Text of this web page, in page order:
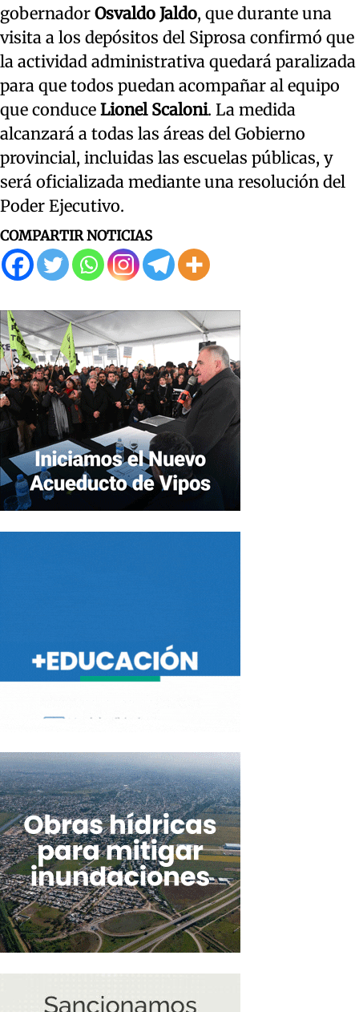
gobernador Osvaldo Jaldo, que durante una
visita a los depósitos del Siprosa confirmó que
la actividad administrativa quedará paralizada
para que todos puedan acompañar al equipo
que conduce Lionel Scaloni. La medida
alcanzará a todas las áreas del Gobierno
provincial, incluidas las escuelas públicas, y
será oficializada mediante una resolución del
Poder Ejecutivo.
COMPARTIR NOTICIAS